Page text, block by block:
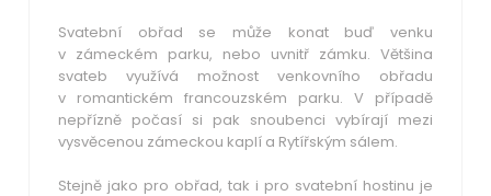
Svatební obřad se může konat buď venku
v zámeckém parku, nebo uvnitř zámku. Většina
svateb využívá možnost venkovního obřadu
v romantickém francouzském parku. V případě
nepřízně počasí si pak snoubenci vybírají mezi
vysvěcenou zámeckou kaplí a Rytířským sálem.
Stejně jako pro obřad, tak i pro svatební hostinu je